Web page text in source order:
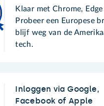
Klaar met Chrome,
Probeer een Europese
blijf weg van de
tech.
Inloggen via Google,
Facebook of Apple